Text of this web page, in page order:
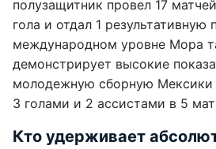
полузащитник провел 17
гола и отдал 1 результативную
международном уровне Мора
демонстрирует высокие
молодежную сборную Мексики
3 голами и 2 ассистами в 5
Кто удерживает